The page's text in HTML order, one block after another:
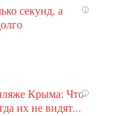
i
секунд, а
i
Крыма: Что
их не видят...